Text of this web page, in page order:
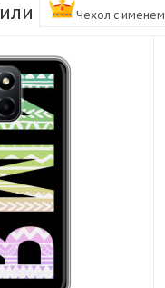
или Чехол c именем